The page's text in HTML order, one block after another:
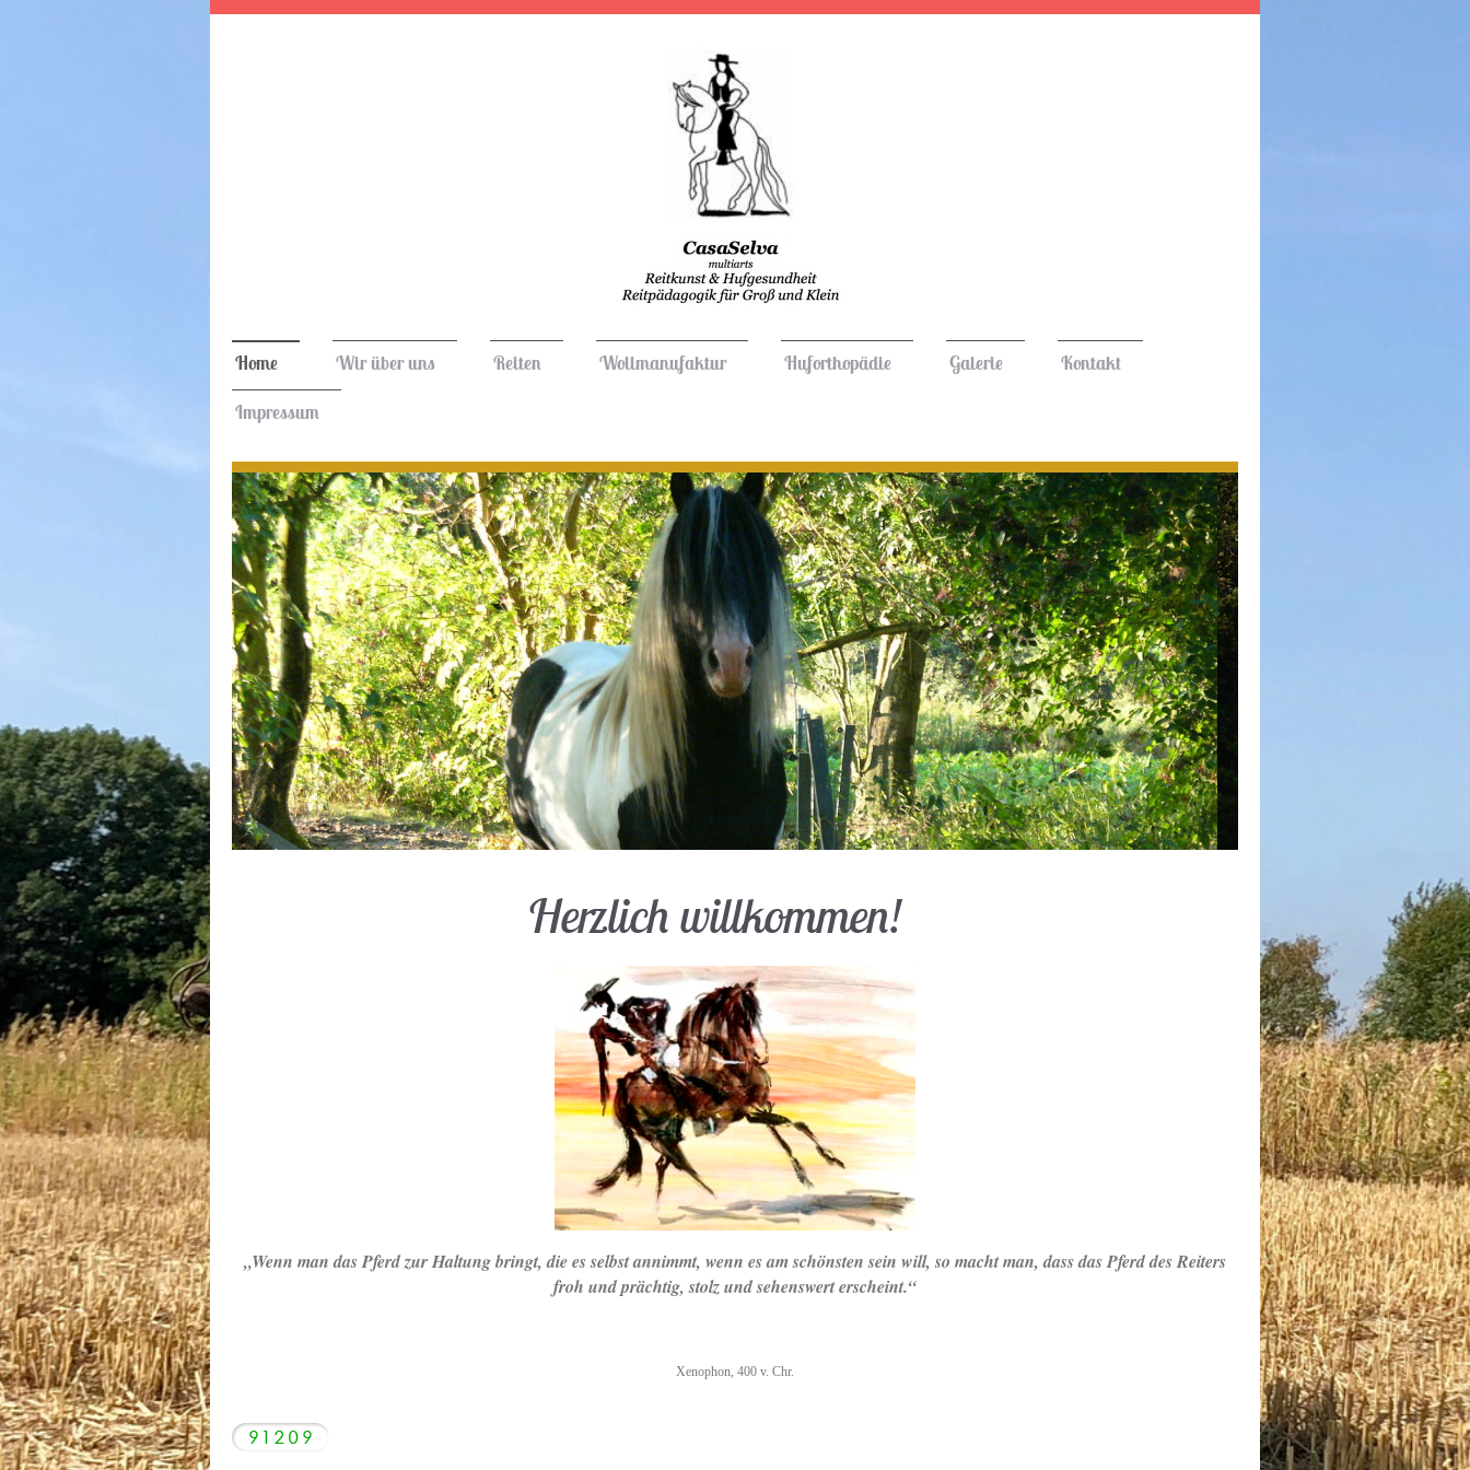
Home Wir über uns Reiten Wollmanufaktur Huforthopädie Galerie Kontakt
Impressum
Herzlich willkommen!
„Wenn man das Pferd zur Haltung bringt, die es selbst annimmt, wenn es am schönsten sein will, so macht man, dass das Pferd des Reiters
froh und prächtig, stolz und sehenswert erscheint.“
Xenophon, 400 v. Chr.